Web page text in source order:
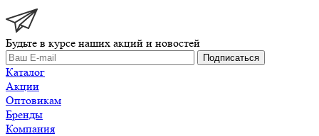
Будьте в курсе наших акций и новостей
Подписаться
Каталог
Акции
Оптовикам
Бренды
Компания